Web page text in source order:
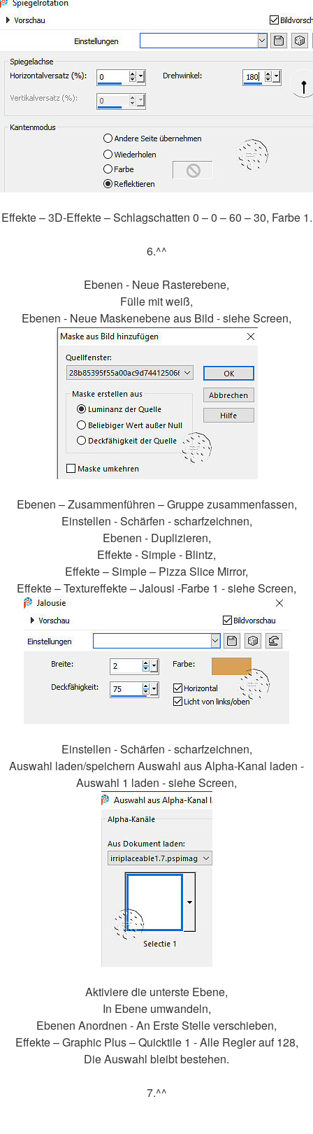
Effekte – 3D-Effekte – Schlagschatten 0 – 0 – 60 – 30, Farbe 1.
6.^^
Ebenen - Neue Rasterebene,
Fülle mit weiß,
Ebenen - Neue Maskenebene aus Bild - siehe Screen,
Ebenen – Zusammenführen – Gruppe zusammenfassen,
Einstellen - Schärfen - scharfzeichnen,
Ebenen - Duplizieren,
Effekte - Simple - Blintz,
Effekte – Simple – Pizza Slice Mirror,
Effekte – Textureffekte – Jalousi -Farbe 1 - siehe Screen,
Einstellen - Schärfen - scharfzeichnen,
Auswahl laden/speichern Auswahl aus Alpha-Kanal laden -
Auswahl 1 laden - siehe Screen,
Aktiviere die unterste Ebene,
In Ebene umwandeln,
Ebenen Anordnen - An Erste Stelle verschieben,
Effekte – Graphic Plus – Quicktile 1 - Alle Regler auf 128,
Die Auswahl bleibt bestehen.
7.^^